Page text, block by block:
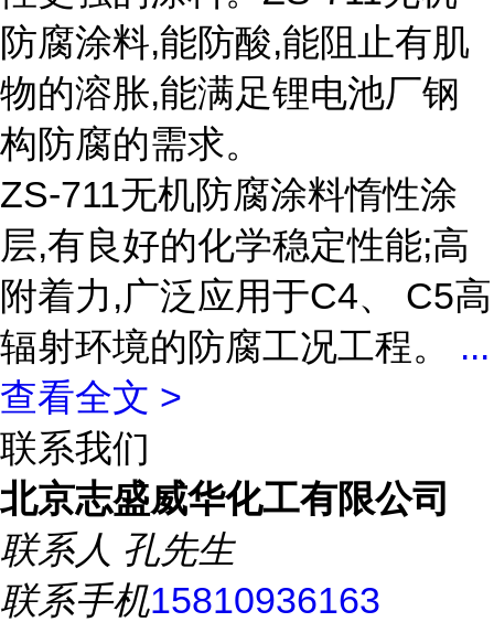
防腐涂料,能防酸,能阻止有肌
物的溶胀,能满足锂电池厂钢
构防腐的需求。
ZS-711无机防腐涂料惰性涂
层,有良好的化学稳定性能;高
附着力,广泛应用于C4、 C5高
辐射环境的防腐工况工程。 ...
查看全文 >
联系我们
北京志盛威华化工有限公司
联系人 孔先生
联系手机15810936163